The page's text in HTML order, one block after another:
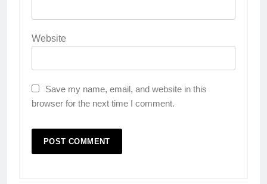
Website
Save my name, email, and website in this
browser for the next time I comment.